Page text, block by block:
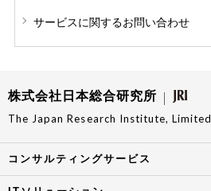
サービスに関するお問い合わせ
株式会社日本総合研究所
The Japan Research Institute, Limited
コンサルティングサービス